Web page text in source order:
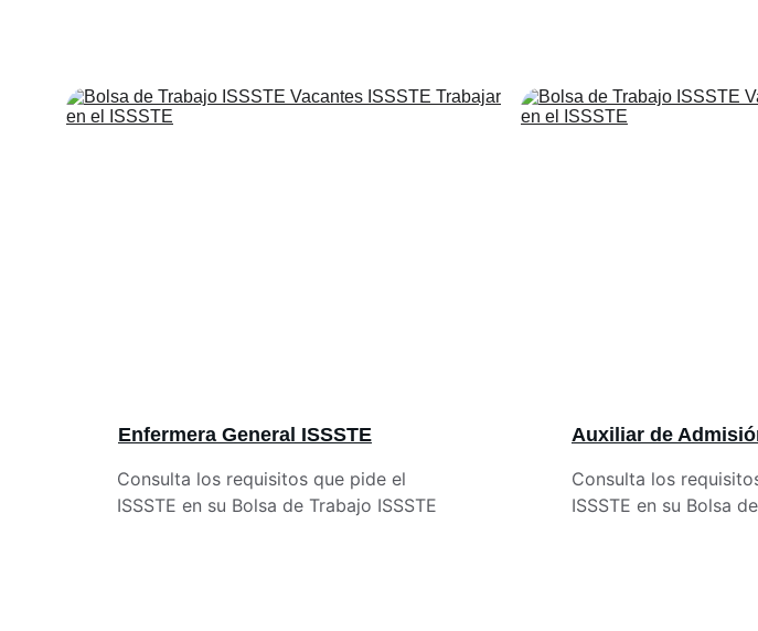
Enfermera General ISSSTE
Consulta los requisitos que pide el
ISSSTE en su Bolsa de Trabajo ISSSTE
Auxiliar de
Consulta los
ISSSTE en su Bolsa